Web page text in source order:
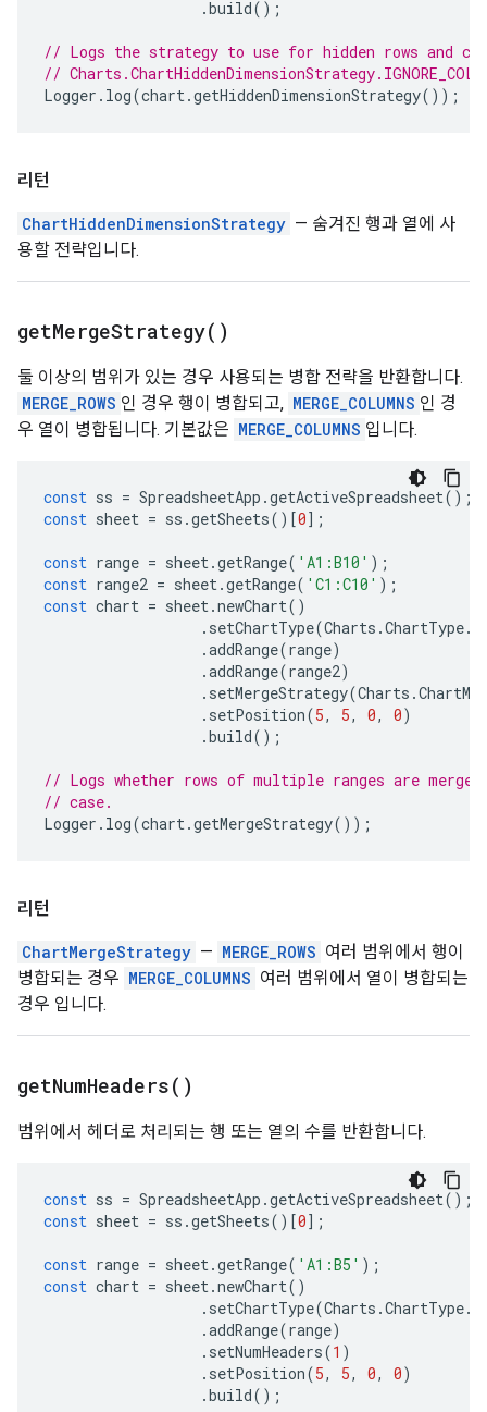
.build();
// Logs the strategy to use for hidden rows and
//
Logger . log(chart.getHiddenDimensionStrategy());
리턴
ChartHiddenDimensionStrategy — 숨겨진 행과 열에 사
용할 전략입니다.
getMergeStrategy( )
둘 이상의 범위가 있는 경우 사용되는 병합 전략을 반환합니다.
MERGE_ROWS 인 경우 행이 병합되고, MERGE_COLUMNS 인 경
우 열이 병합됩니다. 기본값은 MERGE_COLUMNS 입니다.
const ss = SpreadsheetApp .getActiveSpreadsheet();
const sheet = ss .getSheets()[0];
const range = sheet.getRange( 'A1:B10' );
const range2 = sheet.getRange( 'C1:C10' );
const chart = sheet.newChart()
. setChartType(Charts .ChartType.
.addRange(range)
.addRange(range2)
. setMergeStrategy(Charts .
. setPosition(5, 5, 0, 0)
.build();
// Logs whether rows of multiple ranges are merged,
// case.
Logger . log(chart.getMergeStrategy());
리턴
ChartMergeStrategy — MERGE_ROWS 여러 범위에서 행이
병합되는 경우 MERGE_COLUMNS 여러 범위에서 열이 병합되는
경우 입니다.
getNumHeaders( )
범위에서 헤더로 처리되는 행 또는 열의 수를 반환합니다.
const ss = SpreadsheetApp .getActiveSpreadsheet();
const sheet = ss .getSheets()[0];
const range = sheet.getRange( 'A1:B5' );
const chart = sheet.newChart()
. setChartType(Charts .ChartType.
.addRange(range)
. setNumHeaders(1 )
. setPosition(5, 5, 0, 0)
.build();